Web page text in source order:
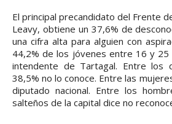
El principal precandidato del Frente
Leavy, obtiene un 37,6% de
una cifra alta para alguien con
44,2% de los jóvenes entre 16 y 25
intendente de Tartagal. Entre
38,5% no lo conoce. Entre las
diputado nacional. Entre los
salteños de la capital dice no